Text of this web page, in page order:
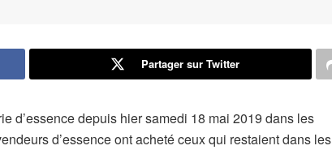
Partager sur Twitter
d’essence depuis hier samedi 18 mai 2019 dans les
d’essence ont acheté ceux qui restaient dans les